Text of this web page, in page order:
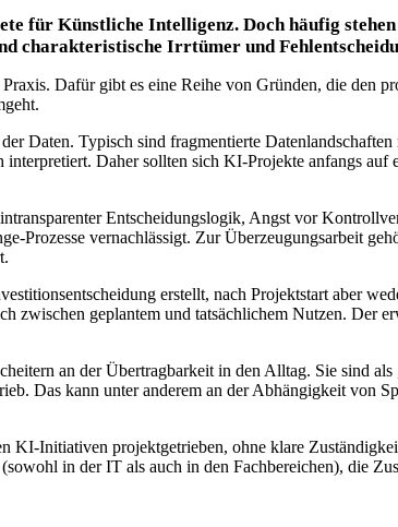
für Künstliche Intelligenz. Doch häufig
Irrtümer und
Dafür gibt es eine Reihe von Gründen, die den
Daten. Typisch sind fragmentierte
Daher sollten sich KI-Projekte anfangs auf
Entscheidungslogik, Angst vor
Prozesse vernachlässigt. Zur Überzeugungsarbeit
erstellt, nach Projektstart aber
geplantem und tatsächlichem Nutzen. Der
an der Übertragbarkeit in den Alltag. Sie sind
Das kann unter anderem an der Abhängigkeit von
KI-Initiativen projektgetrieben, ohne klare
in der IT als auch in den Fachbereichen), die